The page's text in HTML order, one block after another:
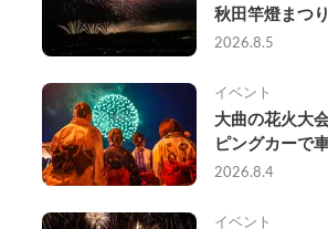
秋田竿燈まつ
ら夜まで」の
組の記録
2026.8.5
イベント
大曲の花火大
ピングカーで
なし・渋滞な
2026.8.4
イベント